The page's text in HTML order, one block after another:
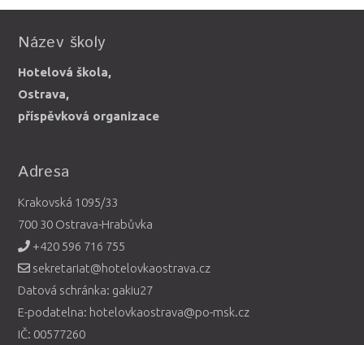
Název školy
Hotelová škola,
Ostrava,
příspěvková organizace
Adresa
Krakovská 1095/33
700 30 Ostrava-Hrabůvka
+420 596 716 755
sekretariat@hotelovkaostrava.cz
Datová schránka: gakiu27
E-podatelna: hotelovkaostrava@po-msk.cz
IČ: 00577260